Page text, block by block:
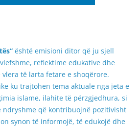
është emisioni ditor që ju sjell
reflektime edukative dhe
të larta fetare e shoqërore.
ku trajtohen tema aktuale nga jeta e
islame, ilahite të përzgjedhura, si
ndryshme që kontribuojnë pozitivisht
synon të informojë, të edukojë dhe